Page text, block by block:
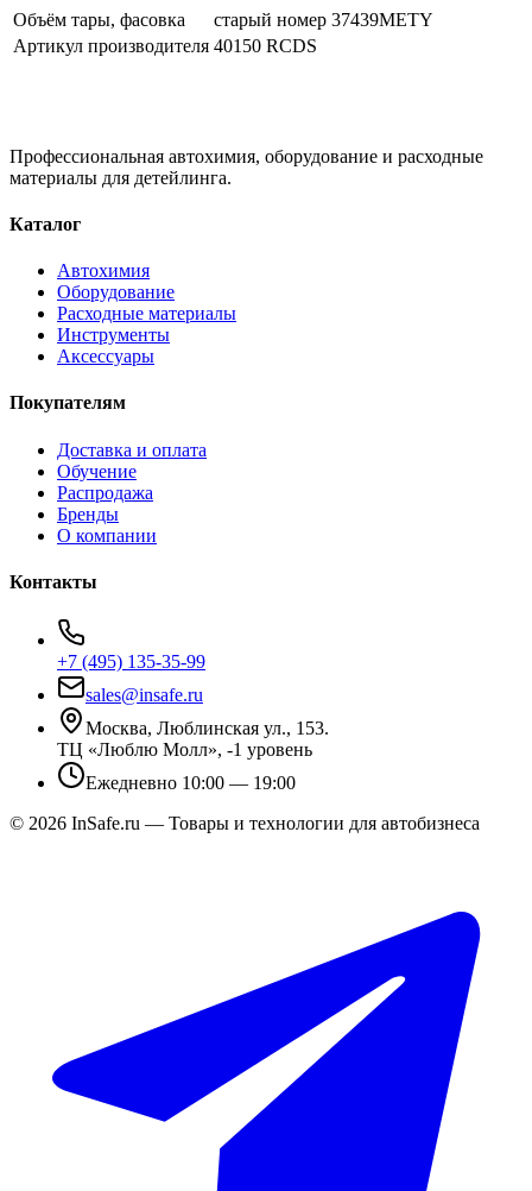
Объём тары, фасовка
старый номер 37439METY
Артикул производителя 40150 RCDS
Профессиональная автохимия, оборудование и расходные
материалы для детейлинга.
Каталог
Автохимия
Оборудование
Расходные материалы
Инструменты
Аксессуары
Покупателям
Доставка и оплата
Обучение
Распродажа
Бренды
О компании
Контакты
+7 (495) 135-35-99
sales@insafe.ru
Москва, Люблинская ул., 153.
ТЦ «Люблю Молл», -1 уровень
Ежедневно 10:00 — 19:00
© 2026 InSafe.ru — Товары и технологии для автобизнеса